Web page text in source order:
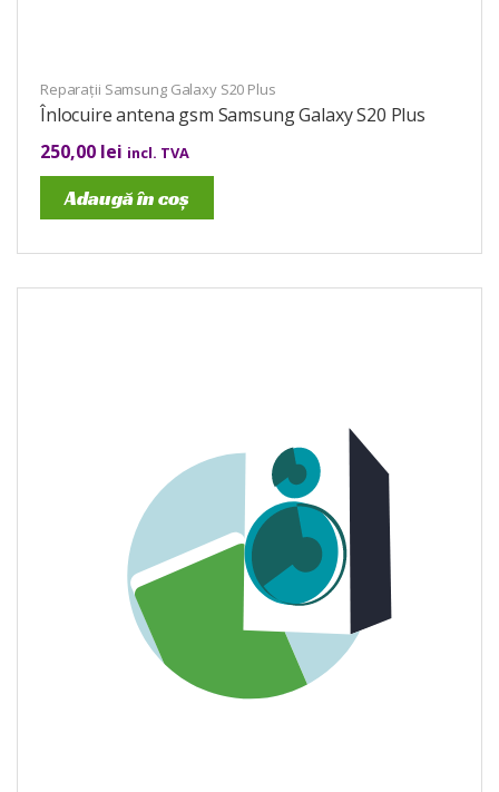
Reparații Samsung Galaxy S20 Plus
Înlocuire antena gsm Samsung Galaxy S20 Plus
250,00 lei incl. TVA
Adaugă în coș